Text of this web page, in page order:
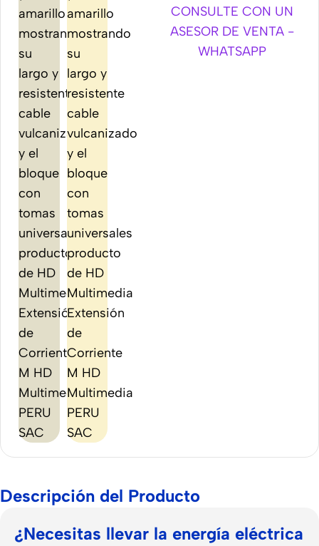
CONSULTE CON UN
ASESOR DE VENTA -
WHATSAPP
Descripción del Producto
¿Necesitas llevar la energía eléctrica